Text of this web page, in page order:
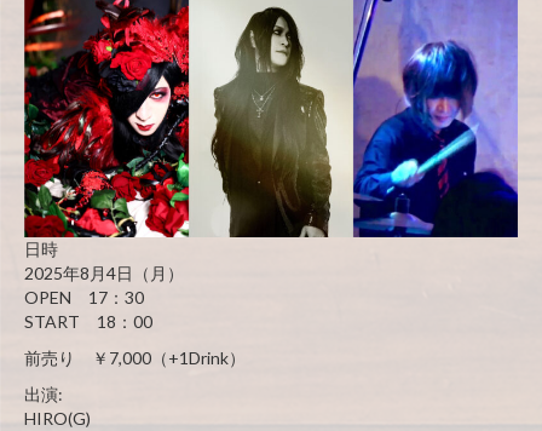
日時
2025年8月4日（月）
OPEN 17：30
START 18：00
前売り ￥7,000（+1Drink）
出演:
HIRO(G)